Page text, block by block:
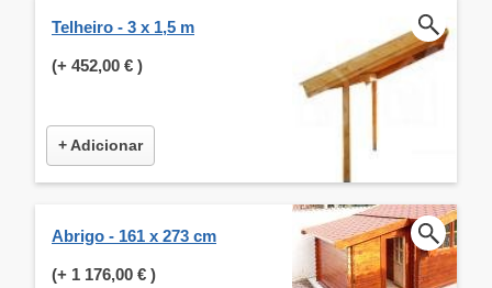
Telheiro - 3 x 1,5 m
(+ 452,00 € )
+ Adicionar
Abrigo - 161 x 273 cm
(+ 1 176,00 € )